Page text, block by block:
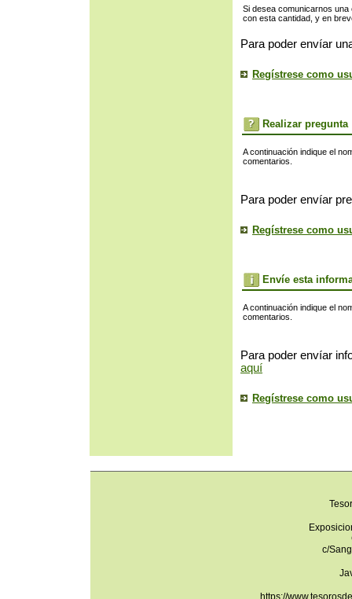
Si desea comunicarnos
con esta cantidad, y en
Para poder envíar
Regístrese como
Realizar pregunta
A continuación indique el
comentarios.
Para poder envíar
Regístrese como
Envíe esta
A continuación indique el
comentarios.
Para poder envíar
aquí
Regístrese como
c/
https://